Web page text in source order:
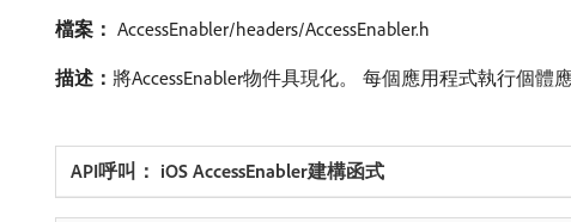
檔案： AccessEnabler/headers/AccessEnabler.h
描述： 將AccessEnabler物件具現化。 每個應用程式執行個體